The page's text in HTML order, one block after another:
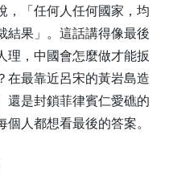
，「任何人任何國家，均
結果」。這話講得像最後
理，中國會怎麼做才能扳
在最靠近呂宋的黃岩島造
還是封鎖菲律賓仁愛礁的
人都想看最後的答案。